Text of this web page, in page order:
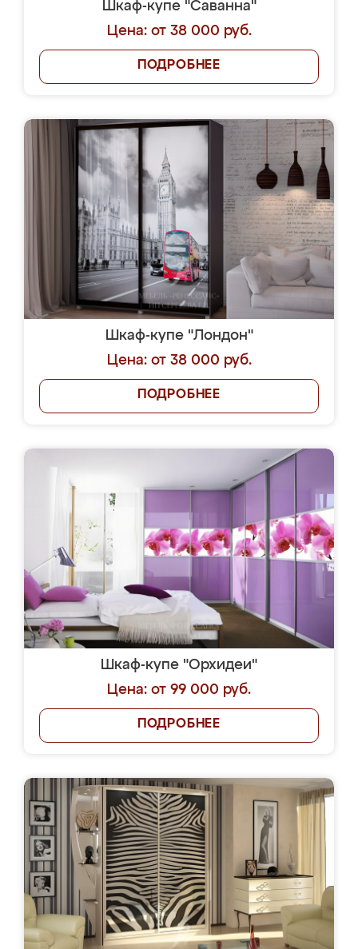
Шкаф-купе "Саванна"
Цена: от 38 000 руб.
ПОДРОБНЕЕ
Шкаф-купе "Лондон"
Цена: от 38 000 руб.
ПОДРОБНЕЕ
Шкаф-купе "Орхидеи"
Цена: от 99 000 руб.
ПОДРОБНЕЕ